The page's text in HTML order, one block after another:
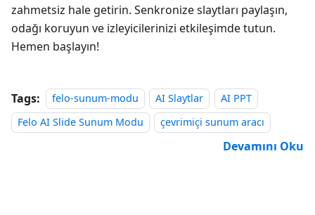
zahmetsiz hale getirin. Senkronize slaytları paylaşın,
odağı koruyun ve izleyicilerinizi etkileşimde tutun.
Hemen başlayın!
Tags: felo-sunum-modu AI Slaytlar
AI PPT
Felo AI Slide Sunum Modu
çevrimiçi sunum aracı
Devamını Oku